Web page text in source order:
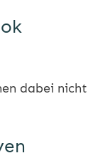
dabei nicht